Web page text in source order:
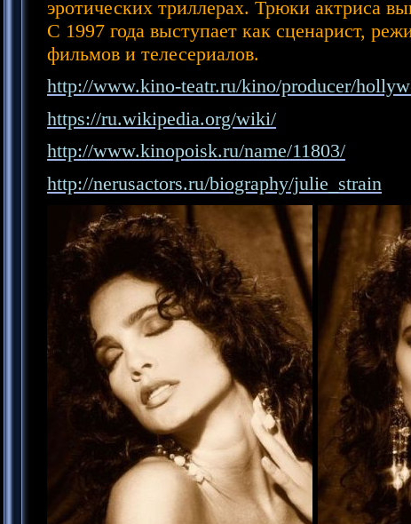
эротических триллерах. Трюки актриса
C 1997 года выступает как сценарист,
фильмов и телесериалов.
http://www.kino-teatr.ru/kino/producer/
https://ru.wikipedia.org/wiki/
http://www.kinopoisk.ru/name/11803/
http://nerusactors.ru/biography/julie_strain